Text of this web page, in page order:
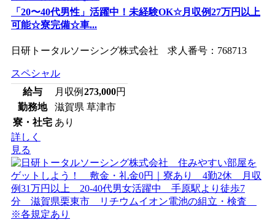
「20〜40代男性」活躍中！未経験OK☆月収例27万円以上
可能☆寮完備☆車...
日研トータルソーシング株式会社 求人番号：768713
スペシャル
給与
月収例 273,000円
勤務地
滋賀県 草津市
寮・社宅 あり
詳しく
見る